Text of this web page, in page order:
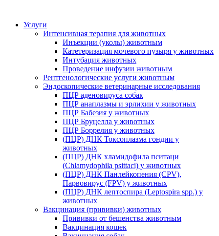
Услуги
Интенсивная терапия для животных
Инъекции (уколы) животным
Катетеризация мочевого пузыря у животных
Интубация животных
Проведение инфузии животным
Рентгенологические услуги животным
Эндоскопические ветеринарные исследования
ПЦР аденовируса собак
ПЦР анаплазмы и эрлихии у животных
ПЦР Бабезия у животных
ПЦР Бруцелла у животных
ПЦР Боррелия у животных
(ПЦР) ДНК Токсоплазма гондии у
животных
(ПЦР) ДНК хламидофила пситаци
(Chlamydophila psittaci) у животных
(ПЦР) ДНК Панлейкопения (CPV),
Парвовирус (FPV) у животных
(ПЦР) ДНК лептоспира (Leptospira spp.) у
животных
Вакцинация (прививки) животных
Прививки от бешенства животным
Вакцинация кошек